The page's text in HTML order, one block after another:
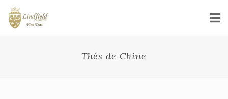
Thés de Chine